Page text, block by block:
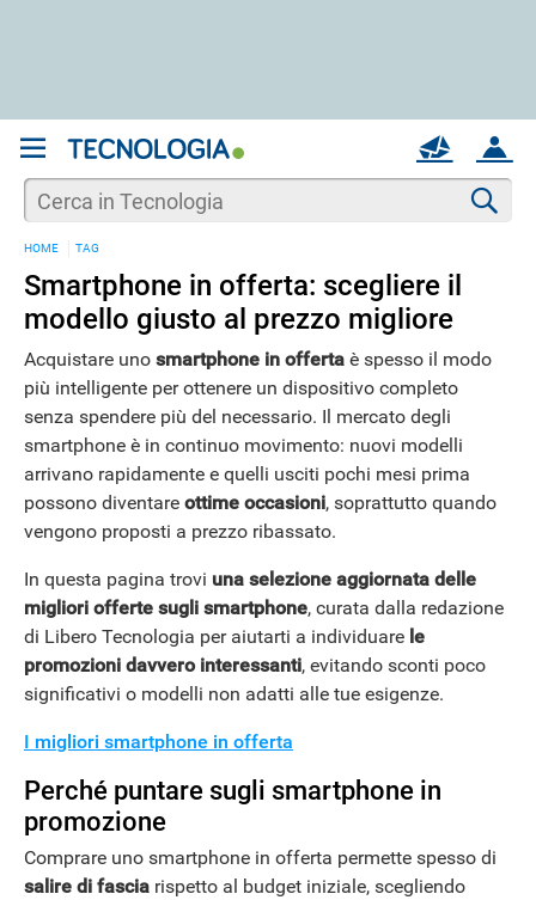
ACCOUNT
MAIL
AIUTO
HOME TAG
Smartphone in offerta: scegliere il
modello giusto al prezzo migliore
Acquistare uno smartphone in offerta è spesso il modo
più intelligente per ottenere un dispositivo completo
senza spendere più del necessario. Il mercato degli
smartphone è in continuo movimento: nuovi modelli
arrivano rapidamente e quelli usciti pochi mesi prima
possono diventare ottime occasioni, soprattutto quando
vengono proposti a prezzo ribassato.
In questa pagina trovi una selezione aggiornata delle
migliori offerte sugli smartphone, curata dalla redazione
di Libero Tecnologia per aiutarti a individuare le
promozioni davvero interessanti, evitando sconti poco
significativi o modelli non adatti alle tue esigenze.
I migliori smartphone in offerta
Perché puntare sugli smartphone in
promozione
Comprare uno smartphone in offerta permette spesso di
salire di fascia rispetto al budget iniziale, scegliendo